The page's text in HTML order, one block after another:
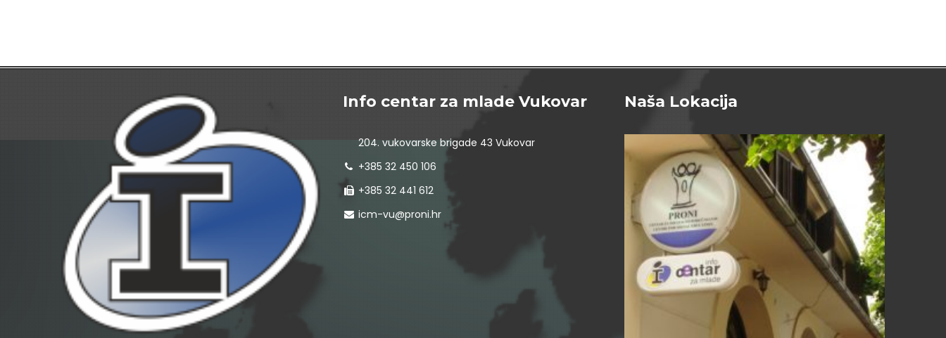
Info centar za mlade Vukovar
204. vukovarske brigade 43 Vukovar
+385 32 450 106
+385 32 441 612
icm-vu@proni.hr
Naša Lokacija